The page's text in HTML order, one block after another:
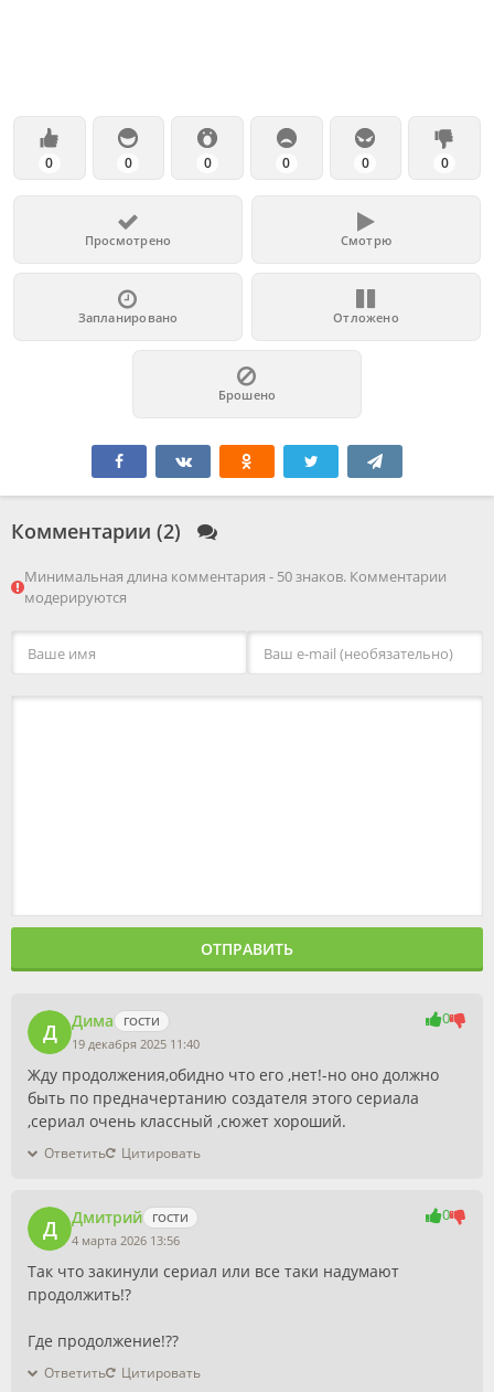
0 0 0 0 0 0
Просмотрено Смотрю
Запланировано Отложено
Брошено
Комментарии (2)
Минимальная длина комментария - 50 знаков. Комментарии
модерируются
ОТПРАВИТЬ
Д Дима ГОСТИ
19 декабря 2025 11:40
0
Жду продолжения,обидно что его ,нет!-но оно должно
быть по предначертанию создателя этого сериала
,сериал очень классный ,сюжет хороший.
Ответить Цитировать
Д Дмитрий ГОСТИ
4 марта 2026 13:56
0
Так что закинули сериал или все таки надумают
продолжить!?
Где продолжение!??
Ответить Цитировать